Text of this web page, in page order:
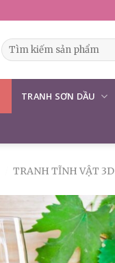
Tìm
kiếm:
TRANH SƠN DẦU
TRANH TĨNH VẬT 3D